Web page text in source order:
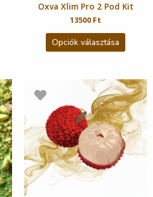
Oxva Xlim Pro 2 Pod Kit
13500 Ft
Opciók választása